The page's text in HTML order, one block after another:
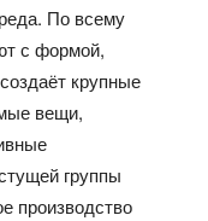
По всему
с формой,
крупные
вещи,
группы
производство